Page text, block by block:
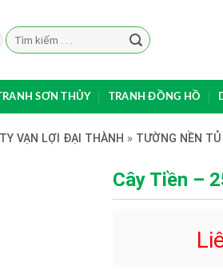
Search
for:
SƠN THỦY TRANH ĐỒNG HỒ
VẠN LỢI ĐẠI THÀNH » TƯỜNG NỀN TỦ
Cây Tiền –